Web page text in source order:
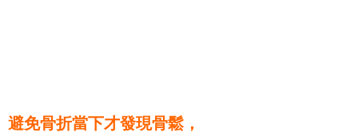
避免骨折當下才發現骨鬆，